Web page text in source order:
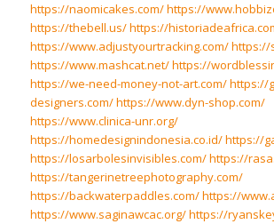
https://naomicakes.com/https://
https://thebell.us/https://
https://www.adjustyourtracking.com/https://
https://www.mashcat.net/https://
https://we-need-money-not-art.com/https://
designers.com/https://www.dyn-shop.com/
https://www.clinica-unr.org/
https://homedesignindonesia.co.id/https://
https://losarbolesinvisibles.com/https://
https://tangerinetreephotography.com/
https://backwaterpaddles.com/https://
https://www.saginawcac.org/https://